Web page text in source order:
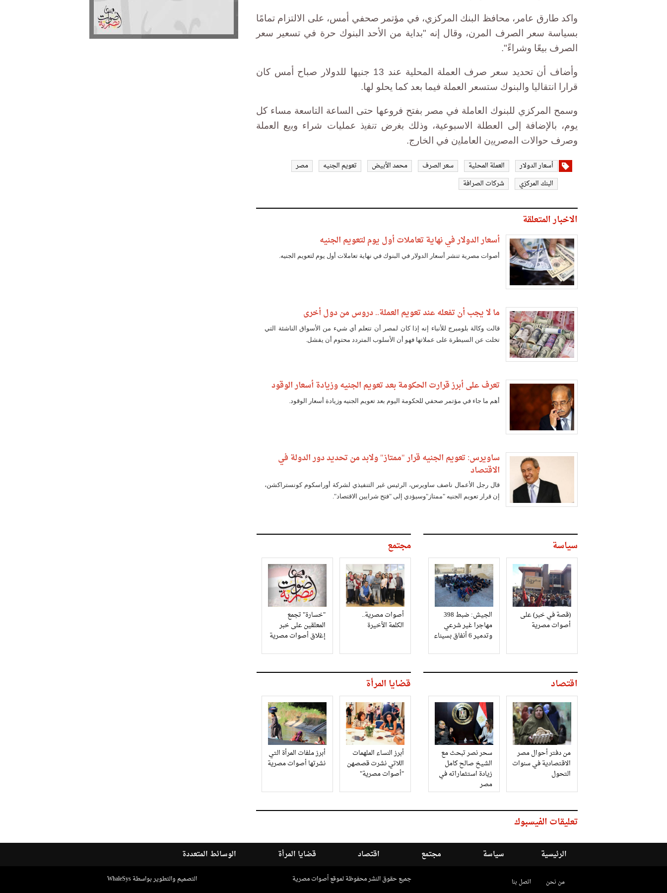
واكد طارق عامر، محافظ البنك المركزي، في مؤتمر صحفي أمس، على الالتزام تمامًا
بسياسة سعر الصرف المرن، وقال إنه "بداية من الأحد البنوك حرة في تسعير سعر
الصرف بيعًا وشراءً".
وأضاف أن تحديد سعر صرف العملة المحلية عند 13 جنيها للدولار صباح أمس كان
قرارا انتقاليا والبنوك ستسعر العملة فيما بعد كما يحلو لها.
وسمح المركزي للبنوك العاملة في مصر بفتح فروعها حتى الساعة التاسعة مساء كل
يوم، بالإضافة إلى العطلة الاسبوعية، وذلك ﺑﻐرض ﺗﻧﻔﯾذ عمليات شراء وﺑﯾﻊ اﻟﻌﻣﻠﺔ
وﺻرف ﺣواﻻت اﻟﻣﺻرﯾﯾن اﻟﻌﺎﻣﻠﯾن في الخارج.
أسعار الدولار العملة المحلية سعر الصرف محمد الأبيض تعويم الجنيه
مصر
البنك المركزي
شركات الصرافة
الاخبار المتعلقة
أسعار الدولار في نهاية تعاملات أول يوم لتعويم الجنيه
أصوات مصرية تنشر أسعار الدولار في البنوك في نهاية تعاملات أول يوم لتعويم الجنيه.
ما لا يجب أن تفعله عند تعويم العملة.. دروس من دول أخرى
قالت وكالة بلومبرج للأنباء إنه إذا كان لمصر أن تتعلم أي شيء من الأسواق الناشئة التي
تخلت عن السيطرة على عملاتها فهو أن الأسلوب المتردد محتوم أن يفشل.
تعرف على أبرز قرارت الحكومة بعد تعويم الجنيه وزيادة أسعار الوقود
أهم ما جاء في مؤتمر صحفي للحكومة اليوم بعد تعويم الجنيه وزيادة أسعار الوقود.
ساويرس: تعويم الجنيه قرار "ممتاز" ولابد من تحديد دور الدولة في
الاقتصاد
قال رجل الأعمال ناصف ساويرس، الرئيس غير التنفيذي لشركة أوراسكوم كونستراكشن،
إن قرار تعويم الجنيه "ممتاز"وسيؤدي إلى "فتح شرايين الاقتصاد".
سياسة
(قصة في خبر) على
أصوات مصرية
الجيش: ضبط 398
مهاجرا غير شرعي
وتدمير 6 أنفاق بسيناء
مجتمع
أصوات مصرية..
الكلمة الأخيرة
"خسارة" تجمع
المعلقين على خبر
إغلاق أصوات مصرية
اقتصاد
من دفتر أحوال مصر
الاقتصادية في سنوات
التحول
سحر نصر تبحث مع
الشيخ صالح كامل
زيادة استثماراته في
مصر
قضايا المرأة
أبرز النساء الملهمات
اللاتي نشرت قصصهن
"أصوات مصرية"
أبرز ملفات المرأة التي
نشرتها أصوات مصرية
تعليقات الفيسبوك
الرئيسية سياسة مجتمع اقتصاد قضايا المرأة الوسائط المتعددة
من نحن اتصل بنا جميع حقوق النشر محفوظة لموقع أصوات مصرية التصميم والتطوير بواسطة WhaleSys